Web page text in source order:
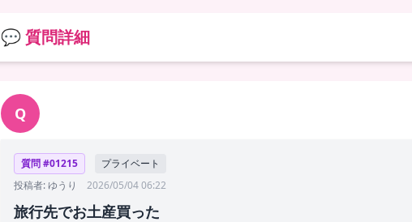
💬 質問詳細
Q
質問 #01215
プライベート
投稿者: ゆうり
2026/05/04 06:22
旅行先でお土産買った